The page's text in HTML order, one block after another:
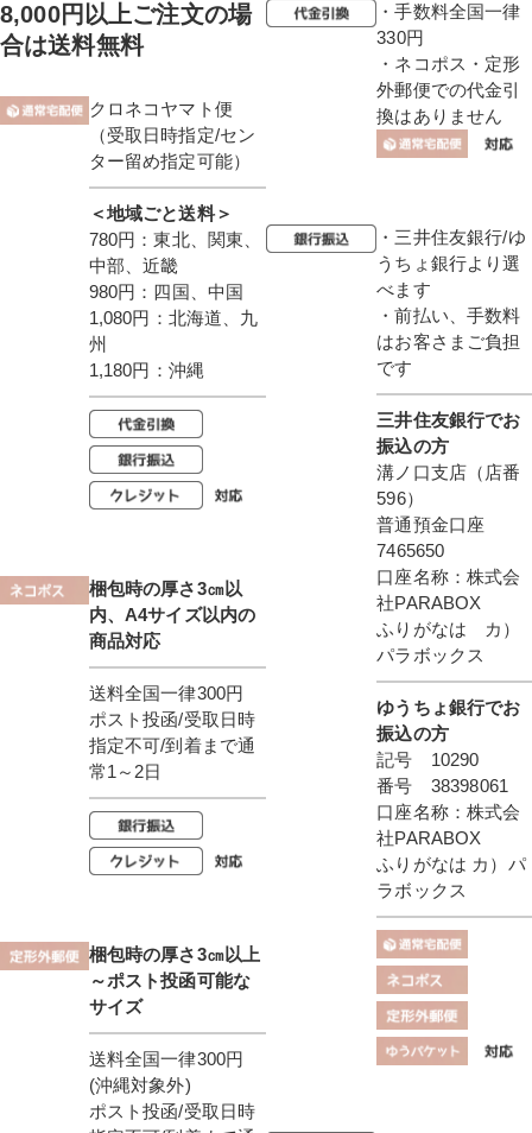
8,000円以上ご注文の場
合は送料無料
クロネコヤマト便
（受取日時指定/セン
ター留め指定可能）
＜地域ごと送料＞
780円：東北、関東、
中部、近畿
980円：四国、中国
1,080円：北海道、九
州
1,180円：沖縄
梱包時の厚さ3㎝以
内、A4サイズ以内の
商品対応
送料全国一律300円
ポスト投函/受取日時
指定不可/到着まで通
常1～2日
梱包時の厚さ3㎝以上
～ポスト投函可能な
サイズ
送料全国一律300円
(沖縄対象外)
ポスト投函/受取日時
・手数料全国一律
330円
・ネコポス・定形
外郵便での代金引
換はありません
・三井住友銀行/ゆ
うちょ銀行より選
べます
・前払い、手数料
はお客さまご負担
です
三井住友銀行でお
振込の方
溝ノ口支店（店番
596）
普通預金口座
7465650
口座名称：株式会
社PARABOX
ふりがなは カ）
パラボックス
ゆうちょ銀行でお
振込の方
記号 10290
番号 38398061
口座名称：株式会
社PARABOX
ふりがなは カ）パ
ラボックス